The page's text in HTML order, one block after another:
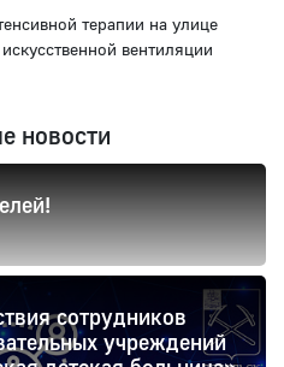
терапии на улице
вентиляции
новости
сотрудников
учреждений